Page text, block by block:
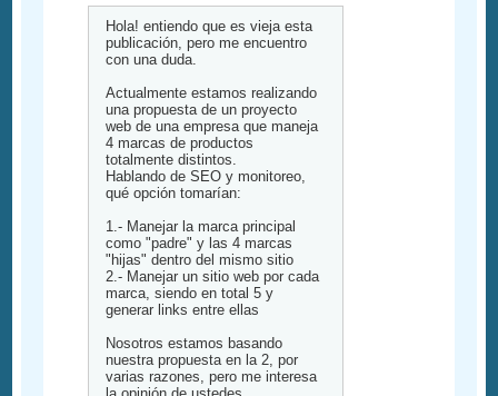
Hola! entiendo que es vieja esta
publicación, pero me encuentro
con una duda.
Actualmente estamos realizando
una propuesta de un proyecto
web de una empresa que maneja
4 marcas de productos
totalmente distintos.
Hablando de SEO y monitoreo,
qué opción tomarían:
1.- Manejar la marca principal
como "padre" y las 4 marcas
"hijas" dentro del mismo sitio
2.- Manejar un sitio web por cada
marca, siendo en total 5 y
generar links entre ellas
Nosotros estamos basando
nuestra propuesta en la 2, por
varias razones, pero me interesa